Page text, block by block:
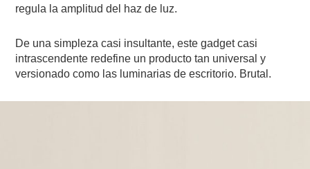
regula la amplitud del haz de luz.
De una simpleza casi insultante, este gadget casi
intrascendente redefine un producto tan universal y
versionado como las luminarias de escritorio. Brutal.